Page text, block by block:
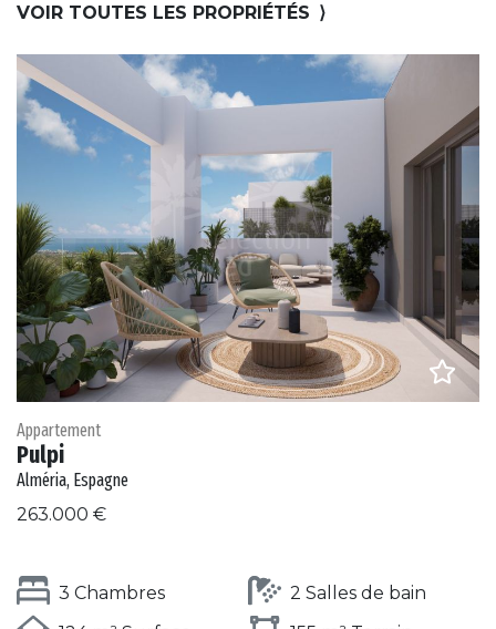
VOIR TOUTES LES PROPRIÉTÉS ⟩
Appartement
Pulpi
Alméria, Espagne
263.000 €
3 Chambres
2 Salles de bain